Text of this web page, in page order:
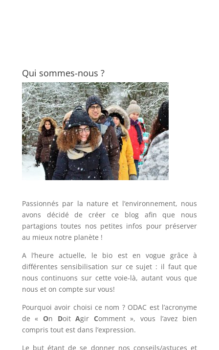
Qui sommes-nous ?
Passionnés par la nature et l’environnement, nous
avons décidé de créer ce blog afin que nous
partagions toutes nos petites infos pour préserver
au mieux notre planète !
A l’heure actuelle, le bio est en vogue grâce à
différentes sensibilisation sur ce sujet : il faut que
nous continuons sur cette voie-là, autant vous que
nous et on compte sur vous!
Pourquoi avoir choisi ce nom ? ODAC est l’acronyme
de « On DoitAgir Comment », vous l’avez bien
compris tout est dans l’expression.
Le but étant de se donner nos conseils/astuces et